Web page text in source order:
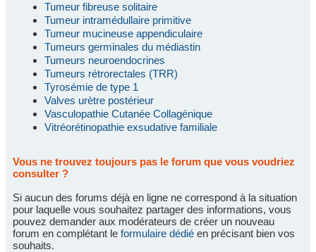
Tumeur fibreuse solitaire
Tumeur intramédullaire primitive
Tumeur mucineuse appendiculaire
Tumeurs germinales du médiastin
Tumeurs neuroendocrines
Tumeurs rétrorectales (TRR)
Tyrosémie de type 1
Valves urètre postérieur
Vasculopathie Cutanée Collagénique
Vitréorétinopathie exsudative familiale
Vous ne trouvez toujours pas le forum que vous voudriez
consulter ?
Si aucun des forums déjà en ligne ne correspond à la situation
pour laquelle vous souhaitez partager des informations, vous
pouvez demander aux modérateurs de créer un nouveau
forum en complétant le formulaire dédié en précisant bien vos
souhaits.